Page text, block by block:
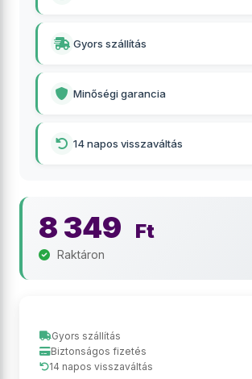
Gyors szállítás
Minőségi garancia
14 napos visszaváltás
8 349 Ft
Raktáron
Gyors szállítás
Biztonságos fizetés
14 napos visszaváltás